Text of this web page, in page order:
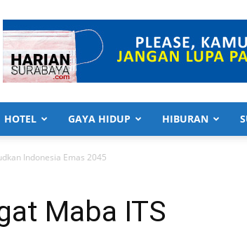
HOTEL GAYA HIDUP HIBURAN
Indonesia Emas 2045
Maba ITS